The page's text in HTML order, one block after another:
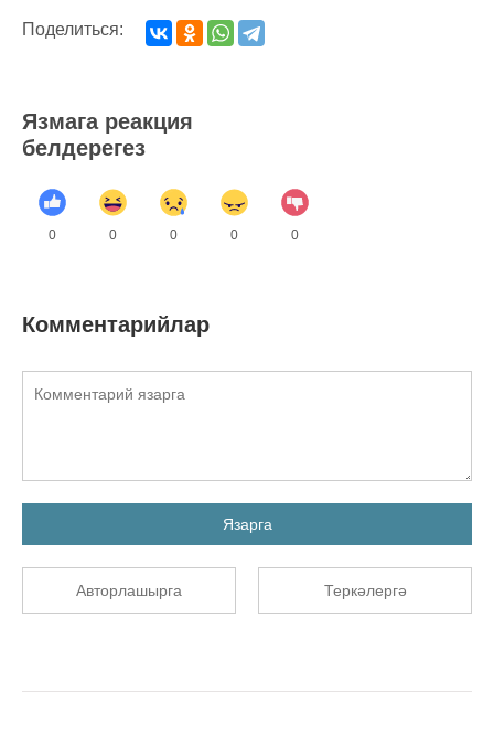
Поделиться:
Язмага реакция
белдерегез
0 0 0 0 0
Комментарийлар
Язарга
Авторлашырга Теркәлергә